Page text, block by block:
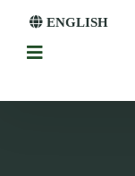
ENGLISH